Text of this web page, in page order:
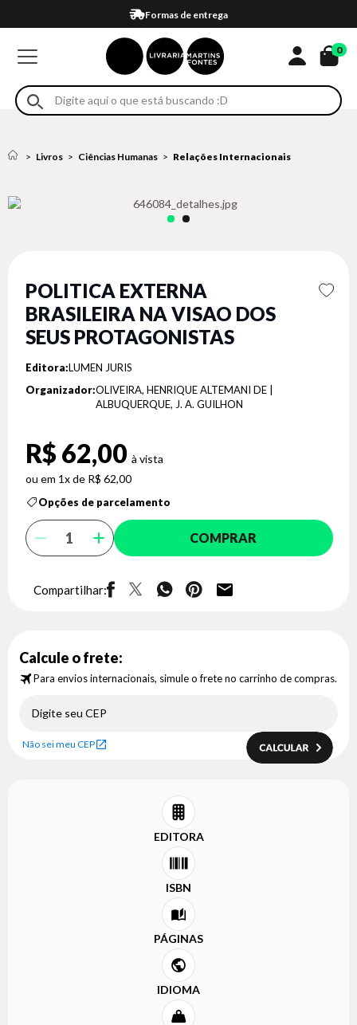
Formas de entrega
Compra 100% segura
Em até 4x sem juros no cartão*
Retire na loja
Eventos
0
Livros Ciências Humanas Relações Internacionais
POLITICA EXTERNA
BRASILEIRA NA VISAO DOS
SEUS PROTAGONISTAS
Editora:LUMEN JURIS
Organizador:OLIVEIRA, HENRIQUE ALTEMANI DE |
ALBUQUERQUE, J. A. GUILHON
R$ 62,00
1x de R$ 62,00
Opções de parcelamento
COMPRAR
Compartilhar:
Calcule o frete:
Para envios internacionais, simule o frete no carrinho de compras.
Não sei meu CEP
EDITORA
ISBN
PÁGINAS
IDIOMA